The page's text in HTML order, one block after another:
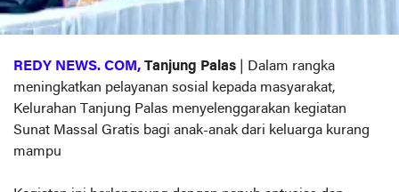
REDY NEWS. COM, Tanjung Palas | Dalam rangka
meningkatkan pelayanan sosial kepada masyarakat,
Kelurahan Tanjung Palas menyelenggarakan kegiatan
Sunat Massal Gratis bagi anak-anak dari keluarga kurang
mampu